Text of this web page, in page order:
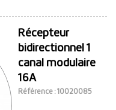
Récepteur
bidirectionnel 1
canal modulaire
16A
Référence : 10020085